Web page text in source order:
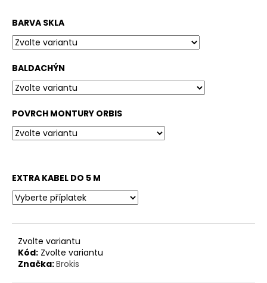
BARVA SKLA
BALDACHÝN
POVRCH MONTURY ORBIS
EXTRA KABEL DO 5 M
Zvolte variantu
Kód: Zvolte variantu
Značka:Brokis
e
m
e